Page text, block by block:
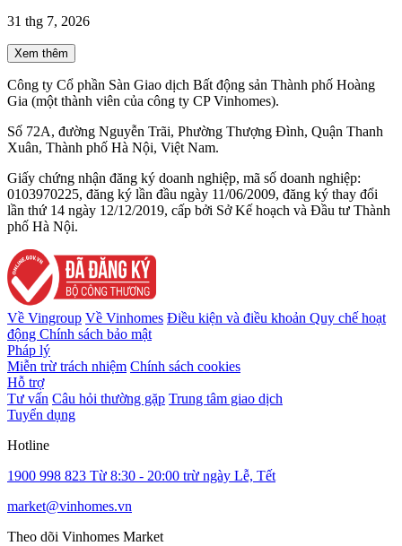
31 thg 7, 2026
Xem thêm
Công ty Cổ phần Sàn Giao dịch Bất động sản Thành phố Hoàng
Gia (một thành viên của công ty CP Vinhomes).
Số 72A, đường Nguyễn Trãi, Phường Thượng Đình, Quận Thanh
Xuân, Thành phố Hà Nội, Việt Nam.
Giấy chứng nhận đăng ký doanh nghiệp, mã số doanh nghiệp:
0103970225, đăng ký lần đầu ngày 11/06/2009, đăng ký thay đổi
lần thứ 14 ngày 12/12/2019, cấp bởi Sở Kế hoạch và Đầu tư Thành
phố Hà Nội.
Về Vingroup Về Vinhomes Điều kiện và điều khoản Quy chế hoạt
động Chính sách bảo mật
Pháp lý
Miễn trừ trách nhiệm Chính sách cookies
Hỗ trợ
Tư vấn Câu hỏi thường gặp Trung tâm giao dịch
Tuyển dụng
Hotline
1900 998 823 Từ 8:30 - 20:00 trừ ngày Lễ, Tết
market@vinhomes.vn
Theo dõi Vinhomes Market